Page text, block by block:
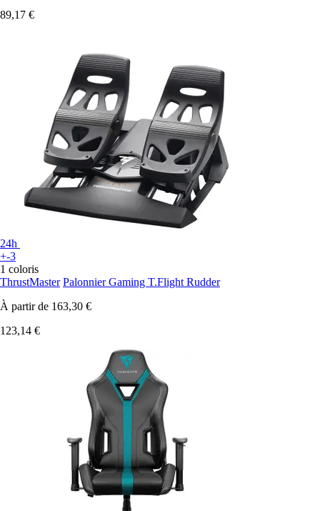
89,17 €
24h
+-3
1 coloris
ThrustMaster Palonnier Gaming T.Flight Rudder
À partir de 163,30 €
123,14 €